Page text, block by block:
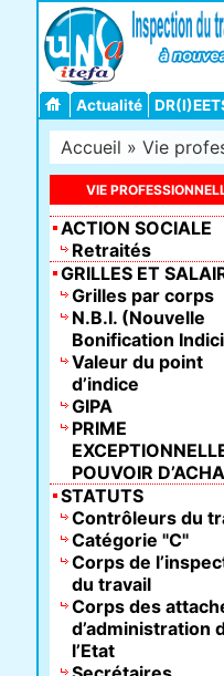
Actualité
Accueil » Vie
VIE
ACTION SOCIALE
Retraités
GRILLES ET
Grilles par corps
N.B.I. (Nouvelle
Bonification
Valeur du point
d’indice
GIPA
PRIME
POUVOIR
STATUTS
Contrôleurs du
Catégorie "C"
Corps de
du travail
Corps des
d’administration
l’Etat